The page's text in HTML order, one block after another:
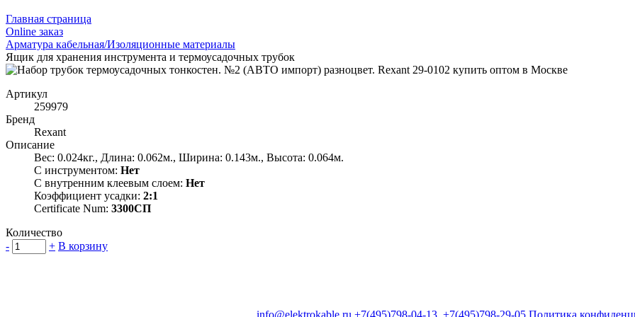
Главная страница
Оnline заказ
Арматура кабельная/Изоляционные материалы
Ящик для хранения инструмента и термоусадочных трубок
Артикул
259979
Бренд
Rexant
Описание
Вес: 0.024кг., Длина: 0.062м., Ширина: 0.143м., Высота: 0.064м.
С инструментом: Нет
С внутренним клеевым слоем: Нет
Коэффициент усадки: 2:1
Certificate Num: 3300СП
Количество
-
+ В корзину